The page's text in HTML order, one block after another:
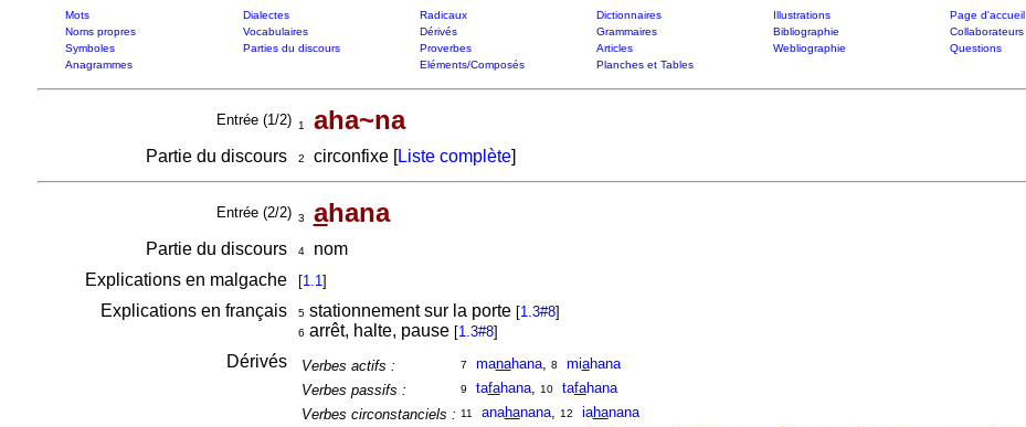
Mots Dialectes Radicaux Dictionnaires Illustrations
Page d'accueil
Noms propres
Vocabulaires Dérivés Grammaires Bibliographie
Collaborateurs
Symboles
Parties du discours Proverbes Articles Webliographie
Questions
Anagrammes
Eléments/Composés Planches et Tables
Entrée (1/2) 1 aha~na
Partie du discours 2 circonfixe [Liste complète]
Entrée (2/2) 3 ahana
Partie du discours 4nom
Explications en malgache
[1.1]
Explications en français 5stationnement sur la porte [1.3#8]
6 arrêt, halte, pause [1.3#8]
Dérivés Verbes actifs : 7 manahana, 8 miahana
Verbes passifs :
9 tafahana, 10 tafahana
Verbes circonstanciels : 11 anahanana, 12 iahanana